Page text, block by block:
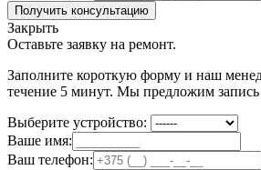
Получить консультацию
Закрыть
Оставьте заявку на ремонт.
Заполните короткую форму и наш
течение 5 минут. Мы предложим
Выберите устройство:
Ваше имя:
Ваш телефон: